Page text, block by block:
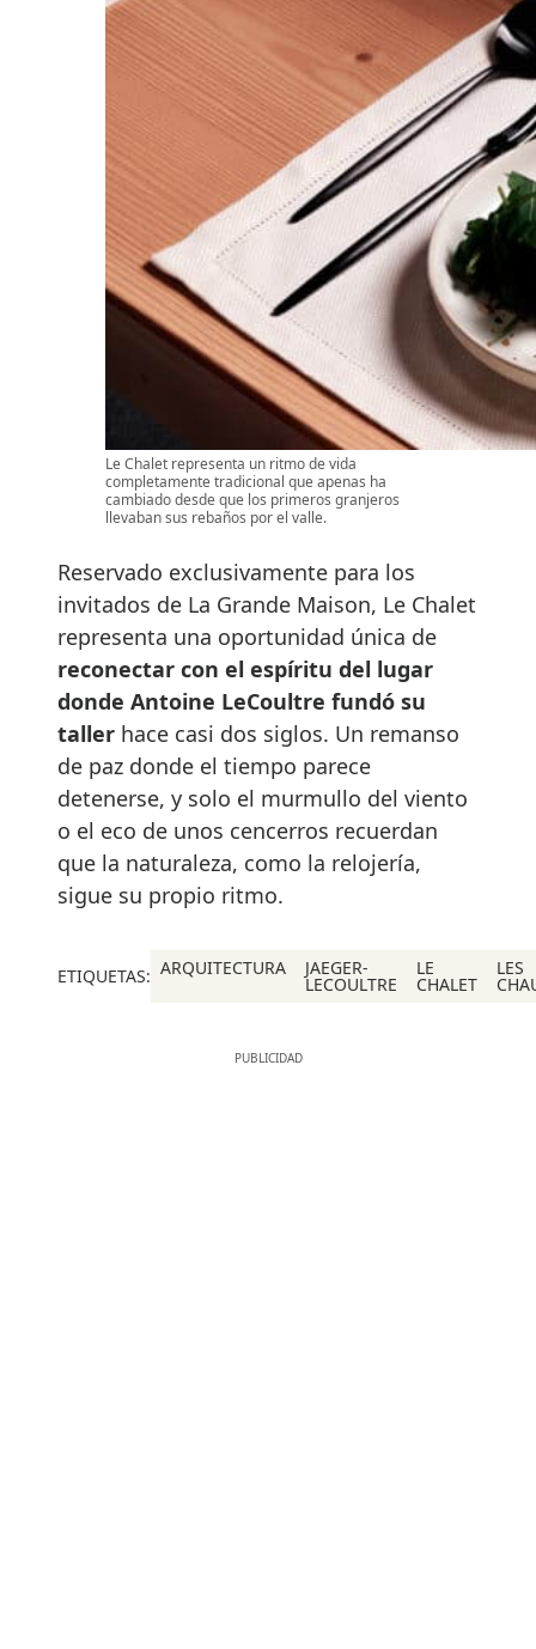
Le Chalet representa un ritmo de vida
completamente tradicional que apenas ha
cambiado desde que los primeros granjeros
llevaban sus rebaños por el valle.
Reservado exclusivamente para los
invitados de La Grande Maison, Le Chalet
representa una oportunidad única de
reconectar con el espíritu del lugar
donde Antoine LeCoultre fundó su
taller hace casi dos siglos. Un remanso
de paz donde el tiempo parece
detenerse, y solo el murmullo del viento
o el eco de unos cencerros recuerdan
que la naturaleza, como la relojería,
sigue su propio ritmo.
ETIQUETAS: ARQUITECTURA JAEGER-
LECOULTRE
LE
CHALET
LES